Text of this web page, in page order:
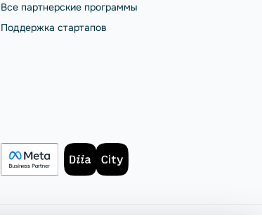
Все партнерские программы
Поддержка стартапов